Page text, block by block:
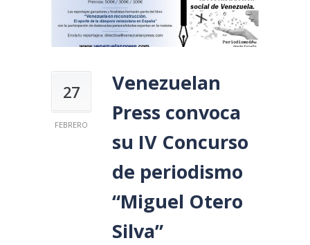
27
FEBRERO
Venezuelan
Press convoca
su IV Concurso
de periodismo
“Miguel Otero
Silva”